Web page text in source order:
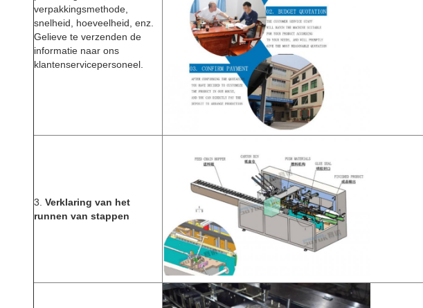
verpakkingsmethode,
snelheid, hoeveelheid, enz.
Gelieve te verzenden de
informatie naar ons
klantenservicepersoneel.
3. Verklaring van het
runnen van stappen